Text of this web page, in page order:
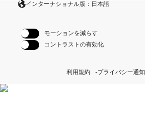
インターナショナル版：日本語
モーションを減らす
コントラストの有効化
利用規約 プライバシー通知